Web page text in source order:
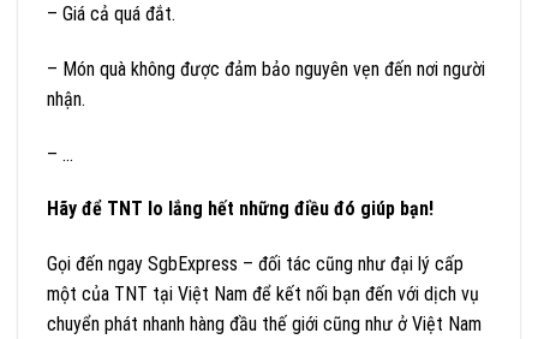
– Giá cả quá đắt.
– Món quà không được đảm bảo nguyên vẹn đến nơi người
nhận.
– …
Hãy để TNT lo lắng hết những điều đó giúp bạn!
Gọi đến ngay SgbExpress – đối tác cũng như đại lý cấp
một của TNT tại Việt Nam để kết nối bạn đến với dịch vụ
chuyển phát nhanh hàng đầu thế giới cũng như ở Việt Nam